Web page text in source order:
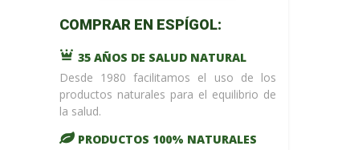
/home/upntonvr/
codeon
line 59
¡ %Dto !
COMPRAR EN ESPÍGOL:
35 AÑOS DE SALUD NATURAL
Desde 1980 facilitamos el uso de los
productos naturales para el equilibrio de
la salud.
PRODUCTOS 100% NATURALES